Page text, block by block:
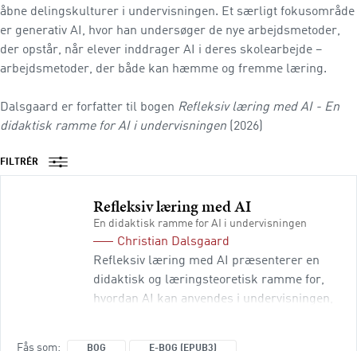
åbne delingskulturer i undervisningen. Et særligt fokusområde
er generativ AI, hvor han undersøger de nye arbejdsmetoder,
der opstår, når elever inddrager AI i deres skolearbejde –
arbejdsmetoder, der både kan hæmme og fremme læring.
Dalsgaard er forfatter til bogen Refleksiv læring med AI - En
didaktisk ramme for AI i undervisningen (2026)
FILTRÉR
Refleksiv læring med AI
En didaktisk ramme for AI i undervisningen
Christian Dalsgaard
Refleksiv læring med AI præsenterer en
didaktisk og læringsteoretisk ramme for,
hvordan AI kan anvendes i undervisningen,
Fås som BOG E-BOG (EPUB3)